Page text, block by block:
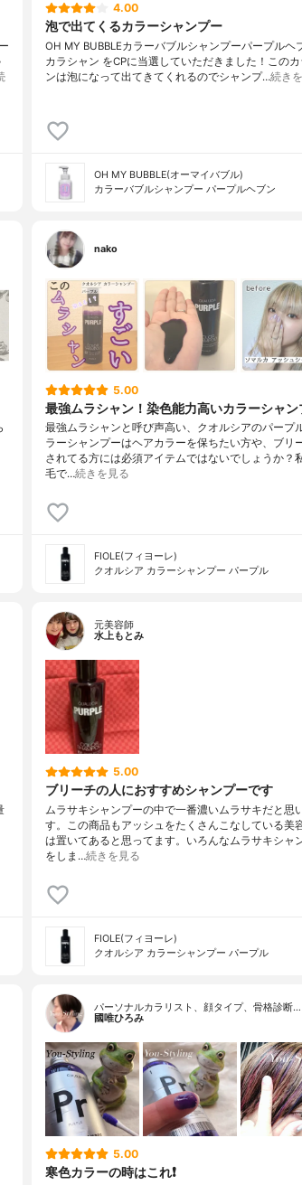
4.00
泡で出てくるカラーシャンプー
OH MY BUBBLEカラーバブルシャンプーパープルヘ
カラシャン をCPに当選していただきました！このカ
ンは泡になって出てきてくれるのでシャンプ…続き
OH MY BUBBLE(オーマイバブル)
カラーバブルシャンプー パープルヘブン
nako
5.00
最強ムラシャン！染色能力高いカラーシャン
最強ムラシャンと呼び声高い、クオルシアのパープ
ラーシャンプーはヘアカラーを保ちたい方や、ブリ
されてる方には必須アイテムではないでしょうか？
毛で…続きを見る
FIOLE(フィヨーレ)
クオルシア カラーシャンプー パープル
元美容師
水上もとみ
5.00
ブリーチの人におすすめシャンプーです
ムラサキシャンプーの中で一番濃いムラサキだと思
す。この商品もアッシュをたくさんこなしている美
は置いてあると思ってます。いろんなムラサキシャ
をしま…続きを見る
FIOLE(フィヨーレ)
クオルシア カラーシャンプー パープル
パーソナルカラリスト、顔タイプ、骨格診断…
國唯ひろみ
5.00
寒色カラーの時はこれ❗